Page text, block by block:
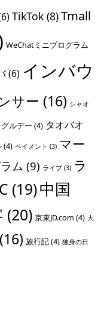
TikTok (8)Tmall
WeChatミニプログラム
(6) インバウ
サー (16) シャオ
ルデー (4) タオバオ
(4) ペイメント (3) マー
ム (9) ライブ (3) ラ
(19)中国
(20) 京東JD.com (4) 大
(16) 旅行記(4) 独身の日